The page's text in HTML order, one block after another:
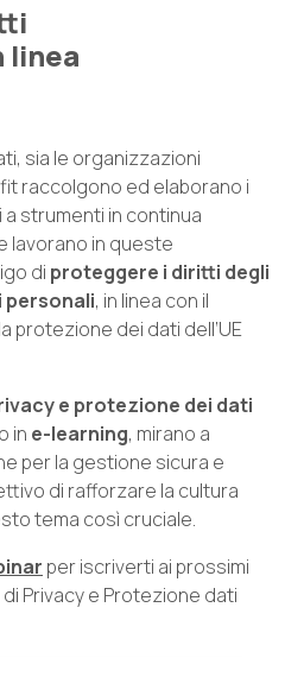
linea
sia le organizzazioni
raccolgono ed elaborano i
strumenti in continua
lavorano in queste
di proteggere i diritti degli
personali, in linea con il
protezione dei dati dell’UE
e protezione dei dati
o in e-learning, mirano a
per la gestione sicura e
di rafforzare la cultura
tema così cruciale.
per iscriverti ai prossimi
Privacy e Protezione dati